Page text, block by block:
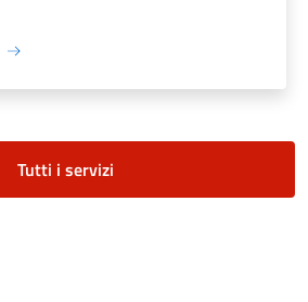
Tutti i servizi